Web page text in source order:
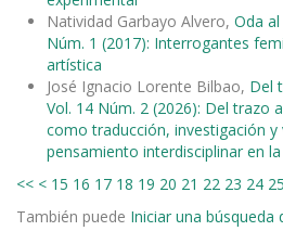
Natividad Garbayo Alvero, Oda
Núm. 1 (2017): Interrogantes
artística
José Ignacio Lorente Bilbao, Del
Vol. 14 Núm. 2 (2026): Del trazo
como traducción, investigación y
pensamiento interdisciplinar en
<< < 15 16 17 18 19 20 21 22 23 24 25
También puede Iniciar una búsqueda